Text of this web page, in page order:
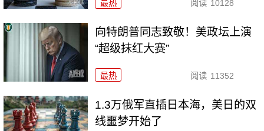
最热 阅读 10128
向特朗普同志致敬！美政坛上演
“超级抹红大赛”
最热 阅读 11352
1.3万俄军直插日本海，美日的双
线噩梦开始了